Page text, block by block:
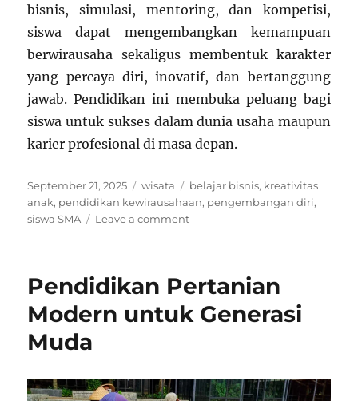
bisnis, simulasi, mentoring, dan kompetisi,
siswa dapat mengembangkan kemampuan
berwirausaha sekaligus membentuk karakter
yang percaya diri, inovatif, dan bertanggung
jawab. Pendidikan ini membuka peluang bagi
siswa untuk sukses dalam dunia usaha maupun
karier profesional di masa depan.
Posted
on
September 21, 2025 Categories
wisata Tags
belajar bisnis, kreativitas
anak, pendidikan kewirausahaan, pengembangan diri,
siswa SMA
Leave a commenton
Siswa
Pendidikan Pertanian
Modern untuk Generasi
Muda